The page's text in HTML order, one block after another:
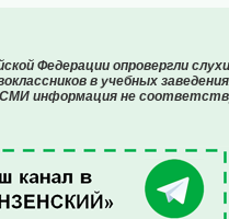
Федерации опровергли
в учебных
информация не